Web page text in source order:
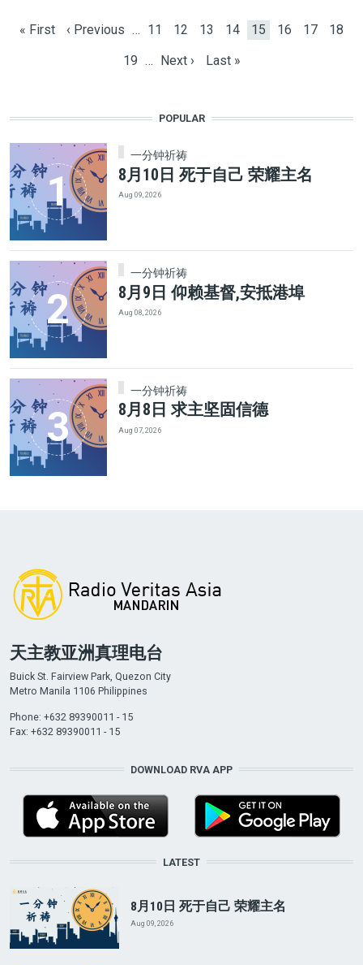
First page
« First Previous page
‹ Previous … Page
11 Page
12 Page
13 Page
14 Current page
15 Page
16 Page
17 Page
18
Page
19 … Next page
Next › Last page
Last »
POPULAR
一分钟祈祷
8月10日 死于自己 荣耀主名
Aug 09, 2026
一分钟祈祷
8月9日 仰赖基督,安抵港埠
Aug 08, 2026
一分钟祈祷
8月8日 求主坚固信德
Aug 07, 2026
天主教亚洲真理电台
Buick St. Fairview Park, Quezon City
Metro Manila 1106 Philippines
Phone: +632 89390011 - 15
Fax: +632 89390011 - 15
DOWNLOAD RVA APP
LATEST
8月10日 死于自己 荣耀主名
Aug 09, 2026